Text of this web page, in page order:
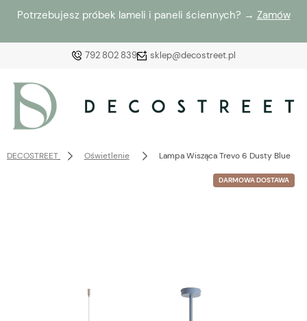
Potrzebujesz próbek lameli i paneli ściennych? → Zamów
792 802 839 sklep@decostreet.pl
Załóż konto
DECOSTREET Oświetlenie Lampa Wisząca Trevo 6 Dusty Blue
DARMOWA DOSTAWA